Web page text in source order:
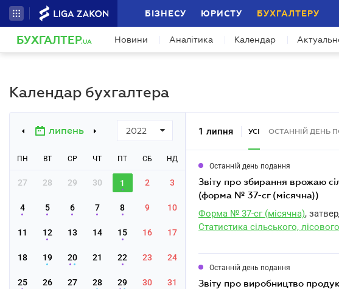
БІЗНЕСУ ЮРИСТУ БУХГАЛТЕРУ
БУХГАЛТЕР.UA Новини Аналітика Календар
Календар бухгалтера
липень 2022
ПН ВТ СР ЧТ ПТ СБ НД
27 28 29 30 1 2 3
4 5 6 7 8 9 10
11 12 13 14 15 16 17
18 19 20 21 22 23 24
25 26 27 28 29 30 31
1 липня УСІ ОСТАННІЙ ДЕНЬ
Останній день подання
звіту про збирання врожаю сільськогосподарських культур за червень 2022 року
(форма № 37-сг (місячна))
Форма № 37-сг (місячна),
Статистика сільського,
Останній день подання
звіту про виробництво продукції тваринництва та кількість сільськогосподарських